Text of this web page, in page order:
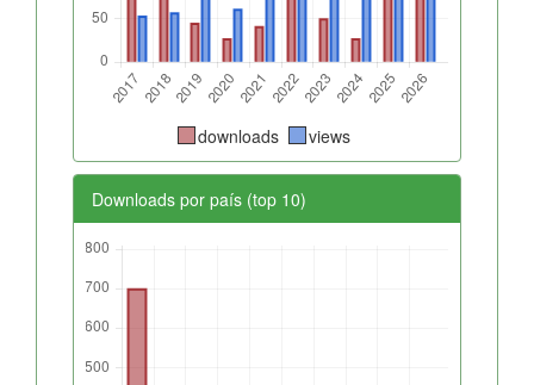
downloads views
Downloads por país (top 10)